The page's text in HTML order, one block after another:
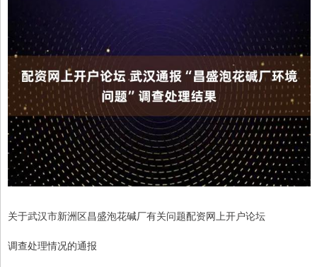
关于武汉市新洲区昌盛泡花碱厂有关问题配资网上开户论坛
调查处理情况的通报